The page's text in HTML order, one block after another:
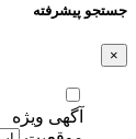
جستجو پیشرفته
×
آگهی ویژه